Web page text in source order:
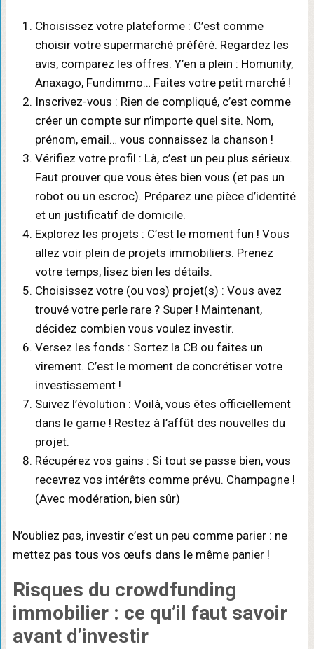
Choisissez votre plateforme : C’est comme
choisir votre supermarché préféré. Regardez les
avis, comparez les offres. Y’en a plein : Homunity,
Anaxago, Fundimmo… Faites votre petit marché !
Inscrivez-vous : Rien de compliqué, c’est comme
créer un compte sur n’importe quel site. Nom,
prénom, email… vous connaissez la chanson !
Vérifiez votre profil : Là, c’est un peu plus sérieux.
Faut prouver que vous êtes bien vous (et pas un
robot ou un escroc). Préparez une pièce d’identité
et un justificatif de domicile.
Explorez les projets : C’est le moment fun ! Vous
allez voir plein de projets immobiliers. Prenez
votre temps, lisez bien les détails.
Choisissez votre (ou vos) projet(s) : Vous avez
trouvé votre perle rare ? Super ! Maintenant,
décidez combien vous voulez investir.
Versez les fonds : Sortez la CB ou faites un
virement. C’est le moment de concrétiser votre
investissement !
Suivez l’évolution : Voilà, vous êtes officiellement
dans le game ! Restez à l’affût des nouvelles du
projet.
Récupérez vos gains : Si tout se passe bien, vous
recevrez vos intérêts comme prévu. Champagne !
(Avec modération, bien sûr)
N’oubliez pas, investir c’est un peu comme parier : ne
mettez pas tous vos œufs dans le même panier !
Risques du crowdfunding
immobilier : ce qu’il faut savoir
avant d’investir